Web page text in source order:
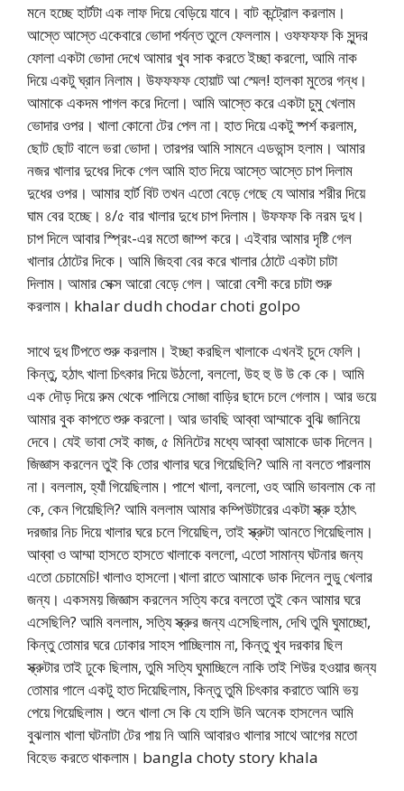
মনে হচ্ছে হার্টটা এক লাফ দিয়ে বেড়িয়ে যাবে। বাট কন্ট্রোল করলাম।
আস্তে আস্তে একেবারে ভোদা পর্যন্ত তুলে ফেললাম। ওফফফফ কি সুন্দর
ফোলা একটা ভোদা দেখে আমার খুব সাক করতে ইচ্ছা করলো, আমি নাক
দিয়ে একটু ঘ্রান নিলাম। উফফফফ হোয়াট আ স্মেল! হালকা মুতের গন্ধ।
আমাকে একদম পাগল করে দিলো। আমি আস্তে করে একটা চুমু খেলাম
ভোদার ওপর। খালা কোনো টের পেল না। হাত দিয়ে একটু ষ্পর্শ করলাম,
ছোট ছোট বালে ভরা ভোদা। তারপর আমি সামনে এডভান্স হলাম। আমার
নজর খালার দুধের দিকে গেল আমি হাত দিয়ে আস্তে আস্তে চাপ দিলাম
দুধের ওপর। আমার হার্ট বিট তখন এতো বেড়ে গেছে যে আমার শরীর দিয়ে
ঘাম বের হচ্ছে। ৪/৫ বার খালার দুধে চাপ দিলাম। উফফফ কি নরম দুধ।
চাপ দিলে আবার স্প্রিং-এর মতো জাম্প করে। এইবার আমার দৃষ্টি গেল
খালার ঠোটের দিকে। আমি জিহবা বের করে খালার ঠোটে একটা চাটা
দিলাম। আমার সেক্স আরো বেড়ে গেল। আরো বেশী করে চাটা শুরু
করলাম। khalar dudh chodar choti golpo
সাথে দুধ টিপতে শুরু করলাম। ইচ্ছা করছিল খালাকে এখনই চুদে ফেলি।
কিন্তু, হঠাৎ খালা চিৎকার দিয়ে উঠলো, বললো, উহ হু উ উ কে কে। আমি
এক দৌড় দিয়ে রুম থেকে পালিয়ে সোজা বাড়ির ছাদে চলে গেলাম। আর ভয়ে
আমার বুক কাপতে শুরু করলো। আর ভাবছি আব্বা আম্মাকে বুঝি জানিয়ে
দেবে। যেই ভাবা সেই কাজ, ৫ মিনিটের মধ্যে আব্বা আমাকে ডাক দিলেন।
জিজ্ঞাস করলেন তুই কি তোর খালার ঘরে গিয়েছিলি? আমি না বলতে পারলাম
না। বললাম, হ্যাঁ গিয়েছিলাম। পাশে খালা, বললো, ওহ আমি ভাবলাম কে না
কে, কেন গিয়েছিলি? আমি বললাম আমার কম্পিউটারের একটা স্ক্রু হঠাৎ
দরজার নিচ দিয়ে খালার ঘরে চলে গিয়েছিল, তাই স্ক্রুটা আনতে গিয়েছিলাম।
আব্বা ও আম্মা হাসতে হাসতে খালাকে বললো, এতো সামান্য ঘটনার জন্য
এতো চেচামেচি! খালাও হাসলো।খালা রাতে আমাকে ডাক দিলেন লুডু খেলার
জন্য। একসময় জিজ্ঞাস করলেন সত্যি করে বলতো তুই কেন আমার ঘরে
এসেছিলি? আমি বললাম, সত্যি স্ক্রুর জন্য এসেছিলাম, দেখি তুমি ঘুমাচ্ছো,
কিন্তু তোমার ঘরে ঢোকার সাহস পাচ্ছিলাম না, কিন্তু খুব দরকার ছিল
স্ক্রুটার তাই ঢুকে ছিলাম, তুমি সত্যি ঘুমাচ্ছিলে নাকি তাই শিউর হওয়ার জন্য
তোমার গালে একটু হাত দিয়েছিলাম, কিন্তু তুমি চিৎকার করাতে আমি ভয়
পেয়ে গিয়েছিলাম। শুনে খালা সে কি যে হাসি উনি অনেক হাসলেন আমি
বুঝলাম খালা ঘটনাটা টের পায় নি আমি আবারও খালার সাথে আগের মতো
বিহেভ করতে থাকলাম। bangla choty story khala